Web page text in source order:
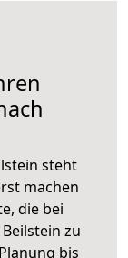
steht
machen
die bei
zu
bis